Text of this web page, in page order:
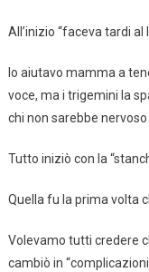
All’inizio “faceva tardi al
Io aiutavo mamma a
voce, ma i trigemini la
chi non sarebbe
Tutto iniziò con la
Quella fu la prima volta
Volevamo tutti credere
cambiò in